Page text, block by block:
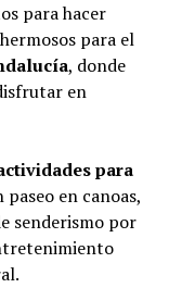
para hacer
para el
, donde
en
para
paseo en canoas,
senderismo por